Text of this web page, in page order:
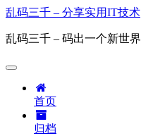
乱码三千 – 分享实用IT技术
乱码三千 – 码出一个新世界
首页
归档